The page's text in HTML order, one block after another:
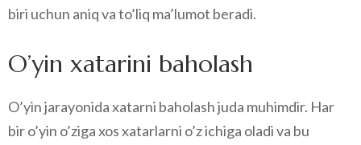
biri uchun aniq va to’liq ma’lumot beradi.
O’yin xatarini baholash
O’yin jarayonida xatarni baholash juda muhimdir. Har
bir o’yin o’ziga xos xatarlarni o’z ichiga oladi va bu